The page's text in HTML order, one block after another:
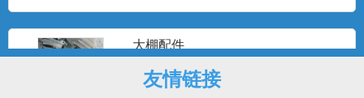
大棚配件
大棚配件主要有栽种槽、供水系统、温控
系统、辅助照明系统和温度...
友情链接